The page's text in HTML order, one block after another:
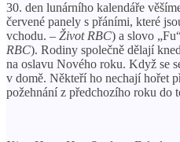
30. den lunárního kalendáře
červené panely s přáními, které
vchodu. – Život RBC) a slovo
RBC). Rodiny společně dělají
na oslavu Nového roku. Když se
v domě. Někteří ho nechají hořet
požehnání z předchozího roku do